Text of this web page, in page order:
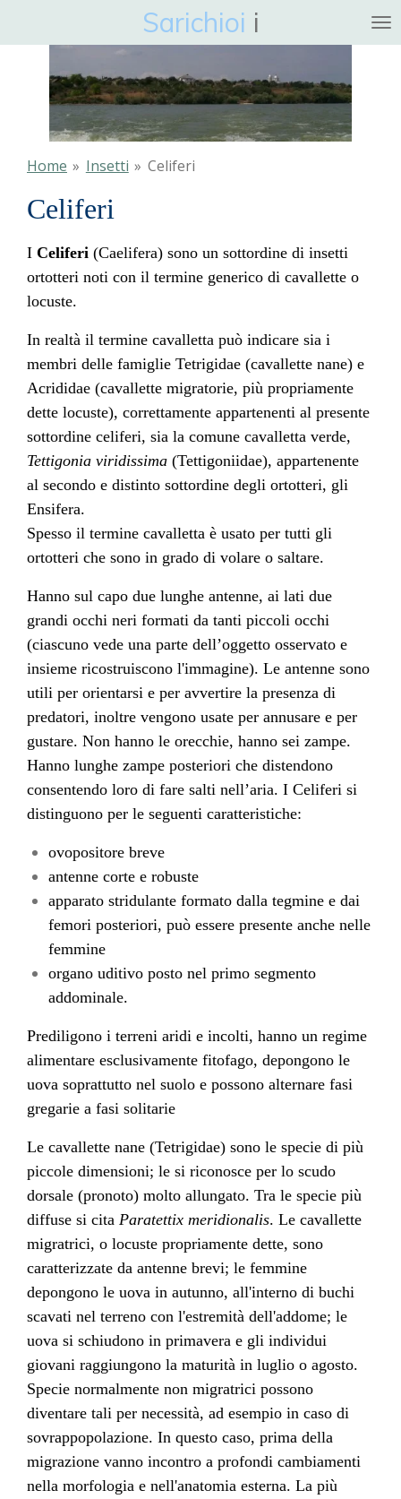
hoofdinhoud
Sarichioi i
Home » Insetti » Celiferi
Celiferi
I Celiferi (Caelifera) sono un sottordine di insetti
ortotteri noti con il termine generico di cavallette o
locuste.
In realtà il termine cavalletta può indicare sia i
membri delle famiglie Tetrigidae (cavallette nane) e
Acrididae (cavallette migratorie, più propriamente
dette locuste), correttamente appartenenti al presente
sottordine celiferi, sia la comune cavalletta verde,
Tettigonia viridissima (Tettigoniidae), appartenente
al secondo e distinto sottordine degli ortotteri, gli
Ensifera.
Spesso il termine cavalletta è usato per tutti gli
ortotteri che sono in grado di volare o saltare.
Hanno sul capo due lunghe antenne, ai lati due
grandi occhi neri formati da tanti piccoli occhi
(ciascuno vede una parte dell’oggetto osservato e
insieme ricostruiscono l'immagine). Le antenne sono
utili per orientarsi e per avvertire la presenza di
predatori, inoltre vengono usate per annusare e per
gustare. Non hanno le orecchie, hanno sei zampe.
Hanno lunghe zampe posteriori che distendono
consentendo loro di fare salti nell’aria. I Celiferi si
distinguono per le seguenti caratteristiche:
ovopositore breve
antenne corte e robuste
apparato stridulante formato dalla tegmine e dai
femori posteriori, può essere presente anche nelle
femmine
organo uditivo posto nel primo segmento
addominale.
Prediligono i terreni aridi e incolti, hanno un regime
alimentare esclusivamente fitofago, depongono le
uova soprattutto nel suolo e possono alternare fasi
gregarie a fasi solitarie
Le cavallette nane (Tetrigidae) sono le specie di più
piccole dimensioni; le si riconosce per lo scudo
dorsale (pronoto) molto allungato. Tra le specie più
diffuse si cita Paratettix meridionalis. Le cavallette
migratrici, o locuste propriamente dette, sono
caratterizzate da antenne brevi; le femmine
depongono le uova in autunno, all'interno di buchi
scavati nel terreno con l'estremità dell'addome; le
uova si schiudono in primavera e gli individui
giovani raggiungono la maturità in luglio o agosto.
Specie normalmente non migratrici possono
diventare tali per necessità, ad esempio in caso di
sovrappopolazione. In questo caso, prima della
migrazione vanno incontro a profondi cambiamenti
nella morfologia e nell'anatomia esterna. La più